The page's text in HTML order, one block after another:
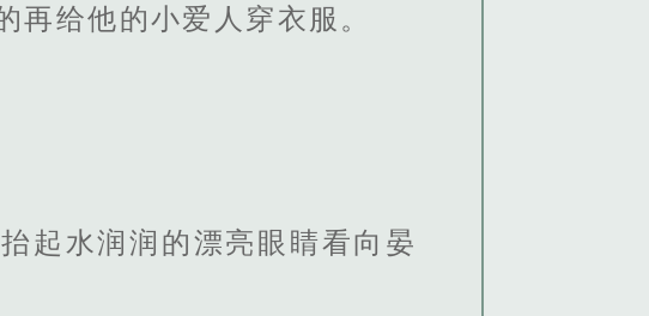
再给他的小爱人穿衣服。
起水润润的漂亮眼睛看向晏